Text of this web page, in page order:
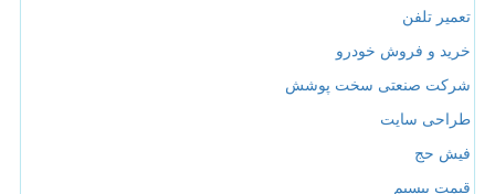
تعمیر تلفن
خرید و فروش خودرو
شرکت صنعتی سخت پوشش
طراحی سایت
فیش حج
قیمت بیسیم